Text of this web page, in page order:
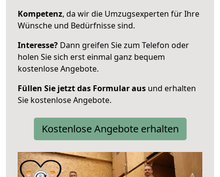
Kompetenz, da wir die Umzugsexperten für Ihre
Wünsche und Bedürfnisse sind.
Interesse? Dann greifen Sie zum Telefon oder
holen Sie sich erst einmal ganz bequem
kostenlose Angebote.
Füllen Sie jetzt das Formular aus und erhalten
Sie kostenlose Angebote.
Kostenlose Angebote erhalten